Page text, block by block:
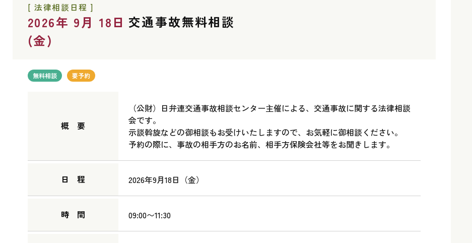
[ 法律相談日程 ]
2026年 9月 18日
(金)
交通事故無料相談
無料相談 要予約
概 要
（公財）日弁連交通事故相談センター主催による、交通事故に関する法律相談
会です。
示談斡旋などの御相談もお受けいたしますので、お気軽に御相談ください。
予約の際に、事故の相手方のお名前、相手方保険会社等をお聞きします。
日 程 2026年9月18日（金）
時 間 09:00〜11:30